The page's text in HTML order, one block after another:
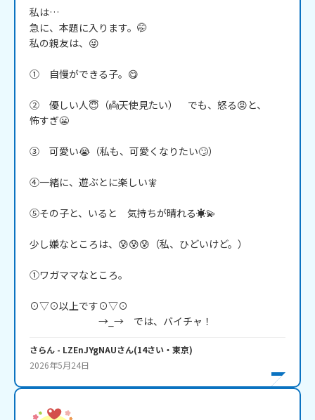
私は…
急に、本題に入ります。🤭
私の親友は、😜
①　自慢ができる子。😋
②　優しい人😇（👼天使見たい）　でも、怒る😡と、
怖すぎ😬
③　可愛い😭（私も、可愛くなりたい🙄）
④一緒に、遊ぶとに楽しい🧚
⑤その子と、いると　気持ちが晴れる☀️💫
少し嫌なところは、😰😰😰（私、ひどいけど。）
①ワガママなところ。
⊙▽⊙以上です⊙▽⊙
さらん - LZEnJYgNAUさん(14さい・ 東京)
2026年5月24日